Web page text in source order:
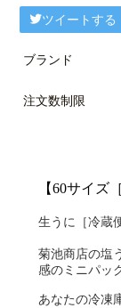
ツイートする
ブランド
注文数制限
【60サイズ
生うに［冷蔵
菊池商店の塩
感のミニパッ
あなたの冷凍